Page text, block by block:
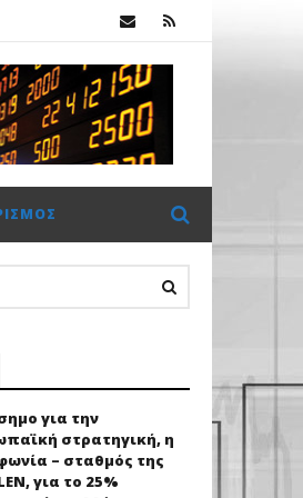
για την
στρατηγική, η
– σταθμός της
για το 25%